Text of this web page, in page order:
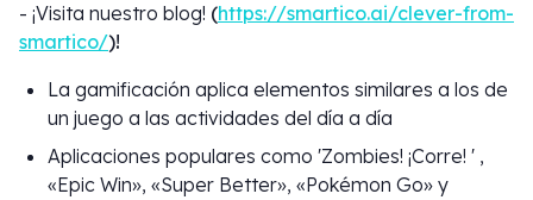
- ¡Visita nuestro blog! (https://smartico.ai/clever-from-
smartico/)!
La gamificación aplica elementos similares a los de
un juego a las actividades del día a día
Aplicaciones populares como 'Zombies! ¡Corre! ' ,
«Epic Win», «Super Better», «Pokémon Go» y